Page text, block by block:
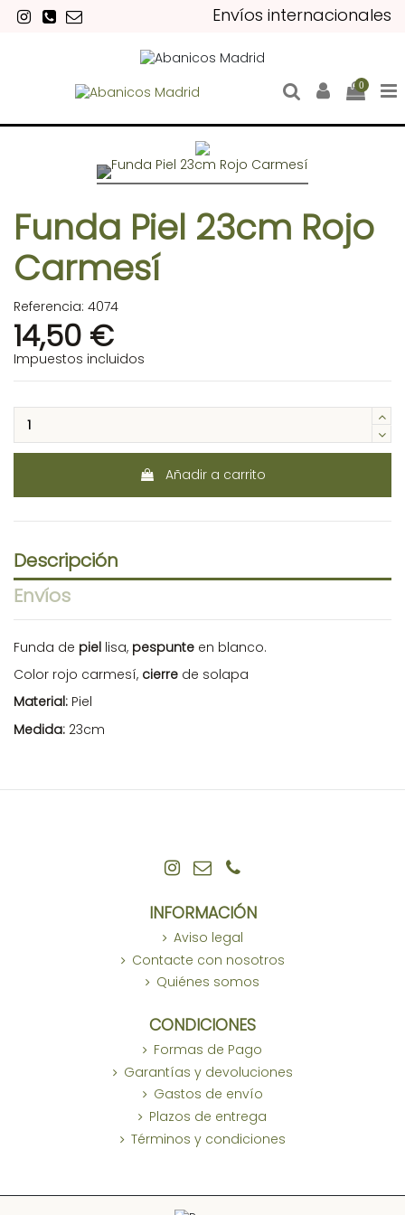
Envíos internacionales
0
Funda Piel 23cm Rojo
Carmesí
Referencia: 4074
14,50 €
Impuestos incluidos
Añadir a carrito
Descripción
Envíos
Funda de piel lisa, pespunte en blanco.
Color rojo carmesí, cierre de solapa
Material: Piel
Medida: 23cm
INFORMACIÓN
Aviso legal
Contacte con nosotros
Quiénes somos
CONDICIONES
Formas de Pago
Garantías y devoluciones
Gastos de envío
Plazos de entrega
Términos y condiciones